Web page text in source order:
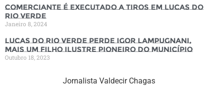
Comerciante é executado a tiros em Lucas do
Rio Verde
Janeiro 8, 2024
Lucas do Rio Verde perde Igor Lampugnani,
mais um filho ilustre pioneiro do município
Outubro 18, 2023
Jornalista Valdecir Chagas